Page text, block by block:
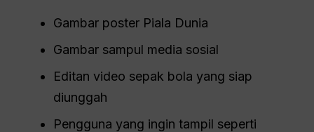
Gambar poster Piala Dunia
Gambar sampul media sosial
Editan video sepak bola yang siap
diunggah
Pengguna yang ingin tampil seperti